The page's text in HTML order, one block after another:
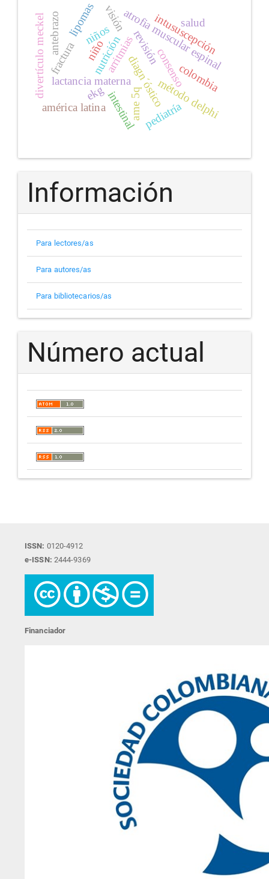
método delphi
consenso
lactancia materna
nutrición
ekg
niñosarritmiasatrofia muscular espinal
diagn´óstico
américa latina ame 5q
divertículo meckel intususcepción
intestinal pediatría
fractura
antebrazo niño
lipomas
revisión
colombia
salud
visión
Información
Para lectores/as
Para autores/as
Para bibliotecarios/as
Número actual
ISSN: 0120-4912
e-ISSN: 2444-9369
Financiador